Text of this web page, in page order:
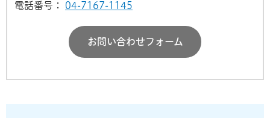
電話番号：
04-7167-1145
お問い合わせフォーム